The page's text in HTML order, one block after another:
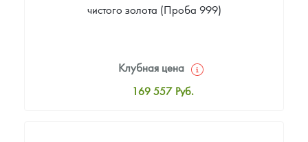
чистого золота (Проба 999)
Клубная цена
169 557 Руб.